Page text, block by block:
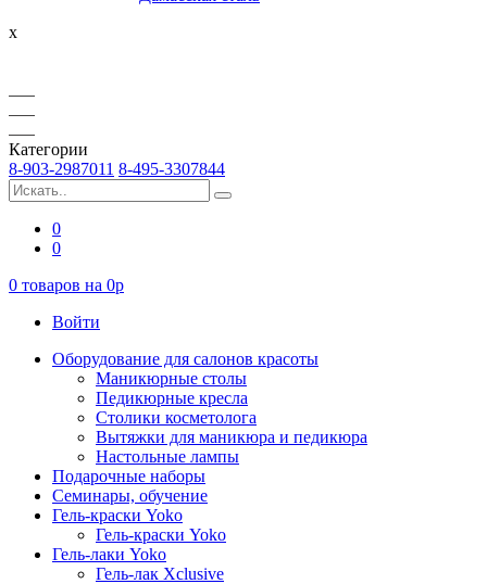
x
Категории
8-903-2987011 8-495-3307844
0
0
0 товаров на 0p
Войти
Оборудование для салонов красоты
Маникюрные столы
Педикюрные кресла
Столики косметолога
Вытяжки для маникюра и педикюра
Настольные лампы
Подарочные наборы
Семинары, обучение
Гель-краски Yoko
Гель-краски Yoko
Гель-лаки Yoko
Гель-лак Xclusive